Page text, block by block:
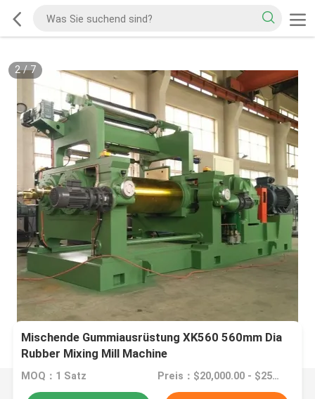
2/7
Mischende Gummiausrüstung XK560 560mm Dia
Rubber Mixing Mill Machine
MOQ：1 Satz Preis：$20,000.00 - $25,000.00/sets